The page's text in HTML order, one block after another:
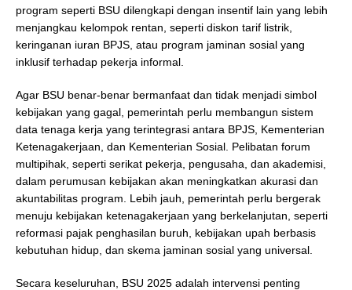
program seperti BSU dilengkapi dengan insentif lain yang lebih
menjangkau kelompok rentan, seperti diskon tarif listrik,
keringanan iuran BPJS, atau program jaminan sosial yang
inklusif terhadap pekerja informal.
Agar BSU benar-benar bermanfaat dan tidak menjadi simbol
kebijakan yang gagal, pemerintah perlu membangun sistem
data tenaga kerja yang terintegrasi antara BPJS, Kementerian
Ketenagakerjaan, dan Kementerian Sosial. Pelibatan forum
multipihak, seperti serikat pekerja, pengusaha, dan akademisi,
dalam perumusan kebijakan akan meningkatkan akurasi dan
akuntabilitas program. Lebih jauh, pemerintah perlu bergerak
menuju kebijakan ketenagakerjaan yang berkelanjutan, seperti
reformasi pajak penghasilan buruh, kebijakan upah berbasis
kebutuhan hidup, dan skema jaminan sosial yang universal.
Secara keseluruhan, BSU 2025 adalah intervensi penting